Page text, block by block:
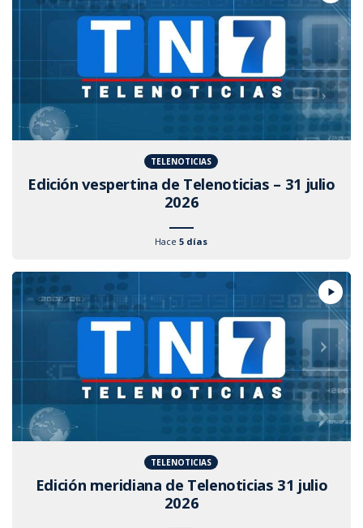
TELENOTICIAS
Edición vespertina de Telenoticias – 31 julio
2026
Hace5 días
TELENOTICIAS
Edición meridiana de Telenoticias 31 julio
2026